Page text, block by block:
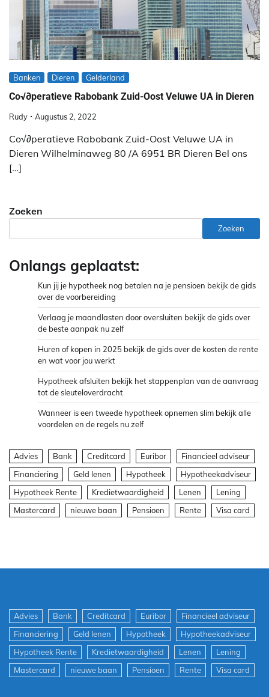
Banken Dieren Gelderland
Co√∂peratieve Rabobank Zuid-Oost Veluwe UA in Dieren
Rudy Augustus 2, 2022
Co√∂peratieve Rabobank Zuid-Oost Veluwe UA in
Dieren Wilhelminaweg 80 /A 6951 BR Dieren Bel ons
[…]
Zoeken
Zoeken
Onlangs geplaatst:
Kun jij je hypotheek nog betalen na je pensioen bekijk de gids
over de voorbereiding
Verlaag je maandlasten door oversluiten bekijk de gids over
de beste aanpak nu zelf
Huren of kopen in 2025 bekijk de gids over de kosten de rente
en wat voor jou werkt
Hypotheek afsluiten bekijk het stappenplan van de aanvraag
tot de sleuteloverdracht
Wanneer is een tweede hypotheek opnemen slim bekijk alle
voordelen en de regels nu zelf
Advies Bank Creditcard Euribor
Financieel adviseur
Financiering
Geld lenen Hypotheek
Hypotheekadviseur
Hypotheek Rente
Kredietwaardigheid Lenen
Lening
Mastercard
nieuwe baan Pensioen Rente Visa card
Advies Bank Creditcard Euribor
Financieel adviseur
Financiering
Geld lenen Hypotheek
Hypotheekadviseur
Hypotheek Rente
Kredietwaardigheid Lenen
Lening
Mastercard
nieuwe baan Pensioen Rente Visa card